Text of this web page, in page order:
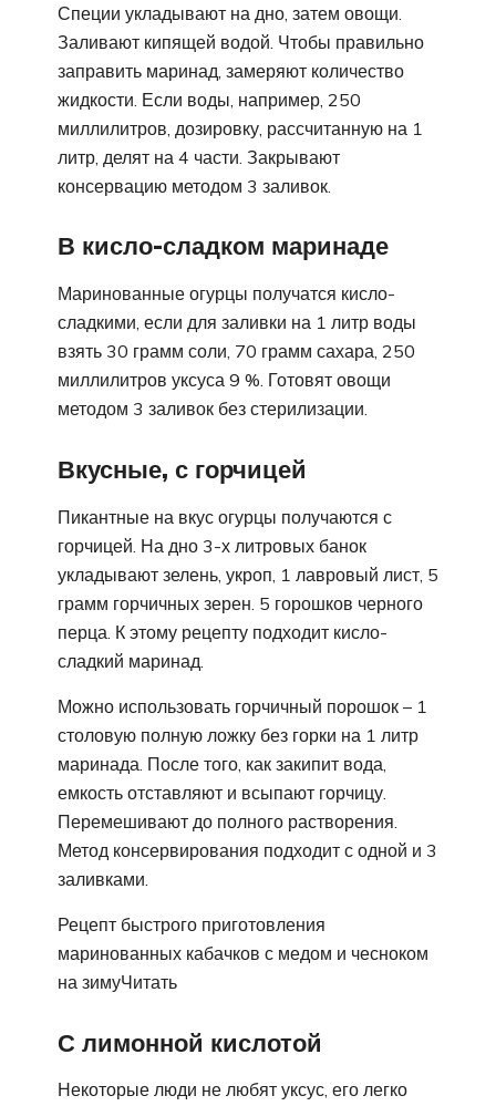
Специи укладывают на дно, затем овощи.
Заливают кипящей водой. Чтобы правильно
заправить маринад, замеряют количество
жидкости. Если воды, например, 250
миллилитров, дозировку, рассчитанную на 1
литр, делят на 4 части. Закрывают
консервацию методом 3 заливок.
В кисло-сладком маринаде
Маринованные огурцы получатся кисло-
сладкими, если для заливки на 1 литр воды
взять 30 грамм соли, 70 грамм сахара, 250
миллилитров уксуса 9 %. Готовят овощи
методом 3 заливок без стерилизации.
Вкусные, с горчицей
Пикантные на вкус огурцы получаются с
горчицей. На дно 3-х литровых банок
укладывают зелень, укроп, 1 лавровый лист, 5
грамм горчичных зерен. 5 горошков черного
перца. К этому рецепту подходит кисло-
сладкий маринад.
Можно использовать горчичный порошок – 1
столовую полную ложку без горки на 1 литр
маринада. После того, как закипит вода,
емкость отставляют и всыпают горчицу.
Перемешивают до полного растворения.
Метод консервирования подходит с одной и 3
заливками.
Рецепт быстрого приготовления
маринованных кабачков с медом и чесноком
на зимуЧитать
С лимонной кислотой
Некоторые люди не любят уксус, его легко